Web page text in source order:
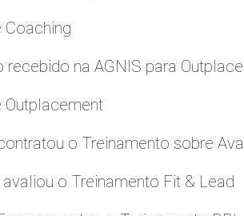
Coaching
recebido na AGNIS para
Outplacement
o Treinamento sobre
o Treinamento Fit & Lead